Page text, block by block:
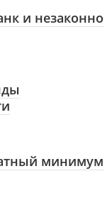
и незаконно
минимум